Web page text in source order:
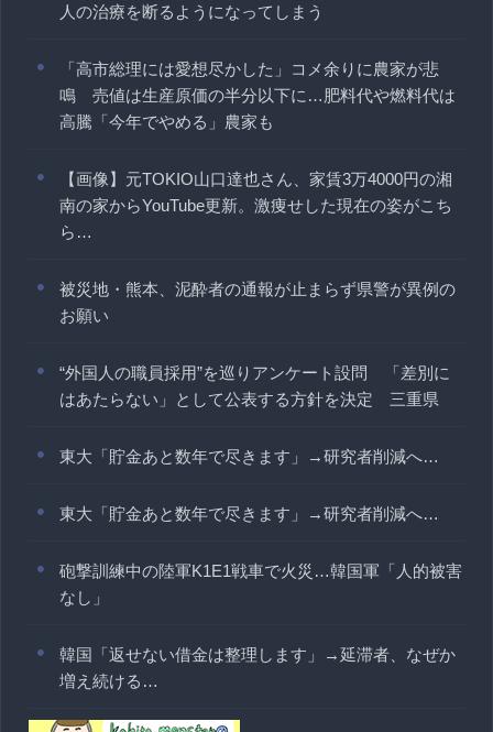
人の治療を断るようになってしまう
「高市総理には愛想尽かした」コメ余りに農家が悲
鳴 売値は生産原価の半分以下に…肥料代や燃料代は
高騰「今年でやめる」農家も
【画像】元TOKIO山口達也さん、家賃3万4000円の湘
南の家からYouTube更新。激痩せした現在の姿がこち
ら…
被災地・熊本、泥酔者の通報が止まらず県警が異例の
お願い
“外国人の職員採用”を巡りアンケート設問 「差別に
はあたらない」として公表する方針を決定 三重県
東大「貯金あと数年で尽きます」→研究者削減へ…
東大「貯金あと数年で尽きます」→研究者削減へ…
砲撃訓練中の陸軍K1E1戦車で火災…韓国軍「人的被害
なし」
韓国「返せない借金は整理します」→延滞者、なぜか
増え続ける…